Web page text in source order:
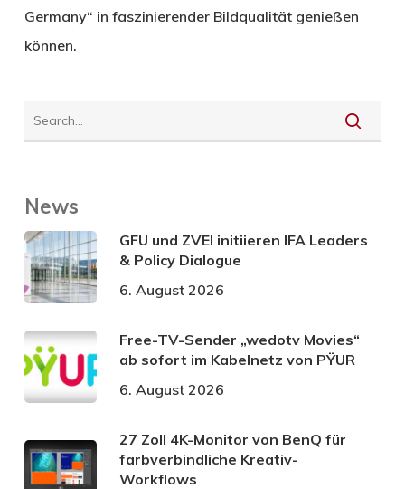
Germany“ in faszinierender Bildqualität genießen
können.
News
GFU und ZVEI initiieren IFA Leaders
& Policy Dialogue
6. August 2026
Free-TV-Sender „wedotv Movies“
ab sofort im Kabelnetz von PŸUR
6. August 2026
27 Zoll 4K-Monitor von BenQ für
farbverbindliche Kreativ-
Workflows